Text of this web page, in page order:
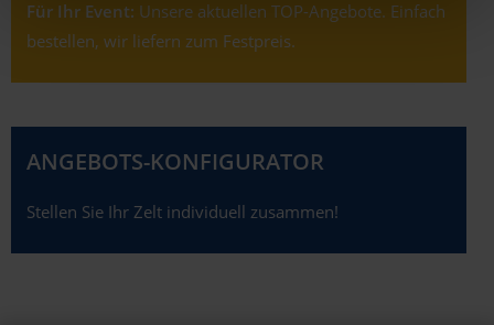
Für Ihr Event: Unsere aktuellen TOP-Angebote. Einfach
bestellen, wir liefern zum Festpreis.
ANGEBOTS-KONFIGURATOR
Stellen Sie Ihr Zelt individuell zusammen!